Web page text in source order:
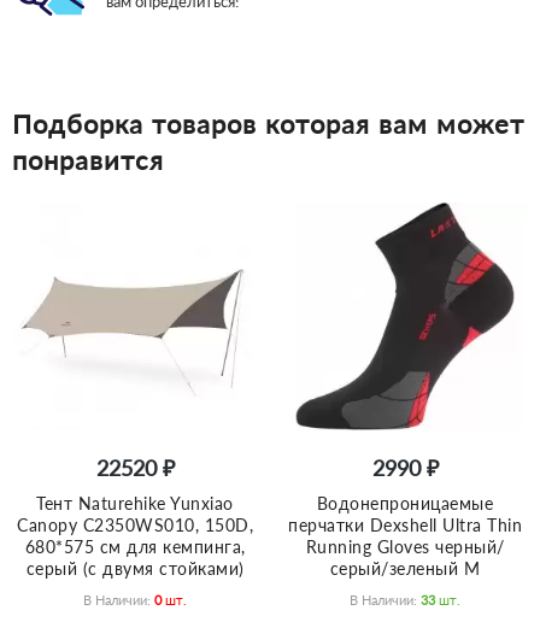
Подборка товаров которая вам может
понравится
22520 ₽
Тент Naturehike Yunxiao
Canopy C2350WS010, 150D,
680*575 см для кемпинга,
серый (с двумя стойками)
В Наличии: 0 Шт.
2990 ₽
Водонепроницаемые
перчатки Dexshell Ultra Thin
Running Gloves черный/
серый/зеленый M
В Наличии: 33 Шт.